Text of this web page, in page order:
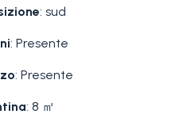
: sud
: Presente
: Presente
: 8 ㎡